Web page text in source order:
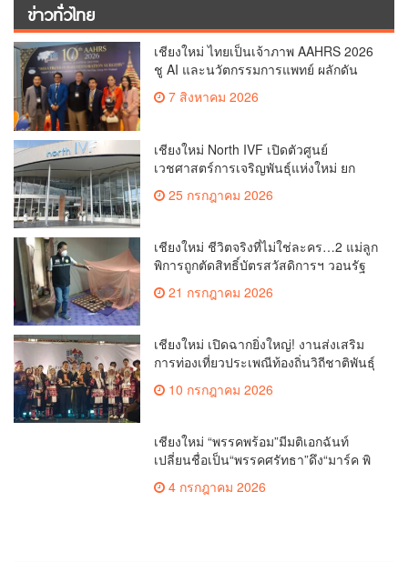
ข่าวทั่วไทย
เชียงใหม่ ไทยเป็นเจ้าภาพ AAHRS 2026
ชู AI และนวัตกรรมการแพทย์ ผลักดัน
Medical Hub และศูนย์กลางปลูกผมแห่ง
เอเชีย(คลิป)
7 สิงหาคม 2026
เชียงใหม่ North IVF เปิดตัวศูนย์
เวชศาสตร์การเจริญพันธุ์แห่งใหม่ ยก
บุตรยากของภูมิภาค(คลิป)
25 กรกฎาคม 2026
เชียงใหม่ ชีวิตจริงที่ไม่ใช่ละคร…2 แม่ลูก
พิการถูกตัดสิทธิ์บัตรสวัสดิการฯ วอนรัฐ
21 กรกฎาคม 2026
เชียงใหม่ เปิดฉากยิ่งใหญ่! งานส่งเสริม
การท่องเที่ยวประเพณีท้องถิ่นวิถีชาติพันธุ์
ล้านนา(คลิป)
10 กรกฎาคม 2026
เชียงใหม่ “พรรคพร้อม”มีมติเอกฉันท์
เปลี่ยนชื่อเป็น“พรรคศรัทธา”ดึง“มาร์ค พิ
ตบูล”นำทัพกรรมการบริหารชุดใหม่(คลิป)
4 กรกฎาคม 2026